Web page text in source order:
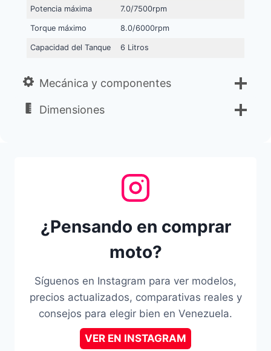
Potencia máxima 7.0/7500rpm
Torque máximo 8.0/6000rpm
Capacidad del Tanque 6 Litros
Mecánica y componentes
Dimensiones
¿Pensando en comprar
moto?
Síguenos en Instagram para ver modelos,
precios actualizados, comparativas reales y
consejos para elegir bien en Venezuela.
VER EN INSTAGRAM